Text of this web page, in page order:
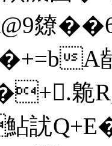
爒
A辪
臲
訧